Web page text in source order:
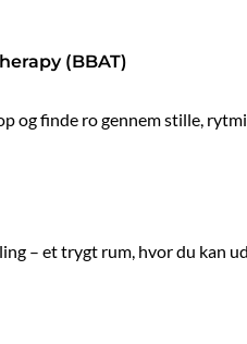
(BBAT)
og finde ro gennem stille,
– et trygt rum, hvor du kan